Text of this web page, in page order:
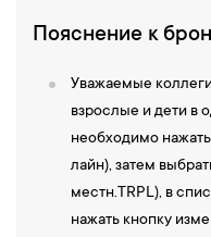
Пояснение к
Уважаемые
взрослые и дети в
необходимо
лайн), затем
местн.TRPL), в
нажать кнопку